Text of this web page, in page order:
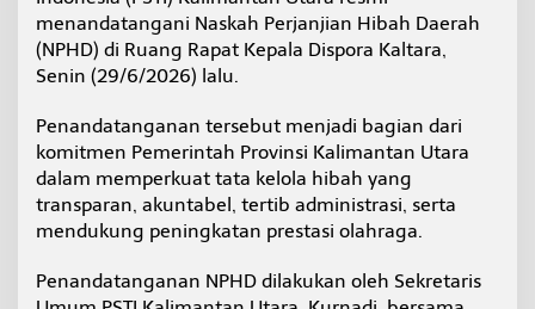
a
w
e
a
t
D
k
u
g
a
menandatangani Naskah Perjanjian Hibah Daerah
(NPHD) di Ruang Rapat Kepala Dispora Kaltara,
Senin (29/6/2026) lalu.
Penandatanganan tersebut menjadi bagian dari
komitmen Pemerintah Provinsi Kalimantan Utara
dalam memperkuat tata kelola hibah yang
transparan, akuntabel, tertib administrasi, serta
mendukung peningkatan prestasi olahraga.
Penandatanganan NPHD dilakukan oleh Sekretaris